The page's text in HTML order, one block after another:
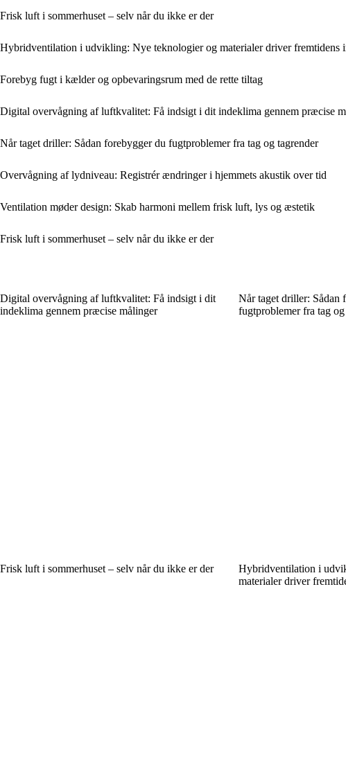
Frisk luft i sommerhuset – selv når du ikke er der
Hybridventilation i udvikling: Nye teknologier og materialer driver fremtidens
Forebyg fugt i kælder og opbevaringsrum med de rette tiltag
Digital overvågning af luftkvalitet: Få indsigt i dit indeklima gennem præcise
Når taget driller: Sådan forebygger du fugtproblemer fra tag og tagrender
Overvågning af lydniveau: Registrér ændringer i hjemmets akustik over tid
Ventilation møder design: Skab harmoni mellem frisk luft, lys og æstetik
Frisk luft i sommerhuset – selv når du ikke er der
Digital overvågning af luftkvalitet: Få indsigt i dit
indeklima gennem præcise målinger
Når taget driller: Sådan
fugtproblemer fra tag
Frisk luft i sommerhuset – selv når du ikke er der
Hybridventilation i
materialer driver